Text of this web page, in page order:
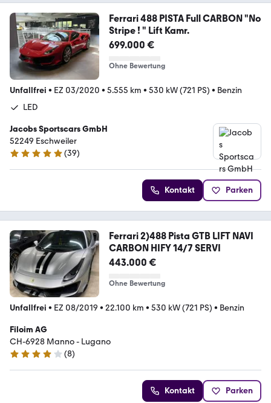
Ferrari 488 PISTA Full CARBON "No
Stripe ! " Lift Kamr.
699.000 €
Ohne Bewertung
Unfallfrei • EZ 03/2020 • 5.555 km • 530 kW (721 PS) • Benzin
LED
Jacobs Sportscars GmbH
52249 Eschweiler
4.8 Sterne
(39)
Kontakt Parken
Ferrari 2)488 Pista GTB LIFT NAVI
CARBON HIFY 14/7 SERVI
443.000 €
Ohne Bewertung
Unfallfrei • EZ 08/2019 • 22.100 km • 530 kW (721 PS) • Benzin
Filoim AG
CH-6928 Manno - Lugano
4.1 Sterne
(8)
Kontakt Parken